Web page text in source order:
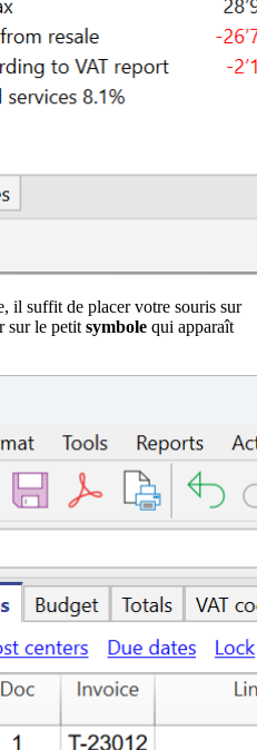
il suffit de placer votre souris sur
sur le petit symbole qui apparaît